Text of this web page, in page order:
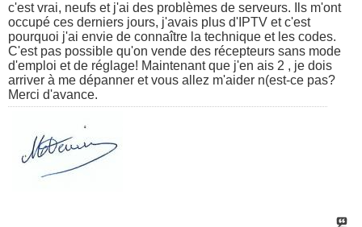
c'est vrai, neufs et j'ai des problèmes de serveurs. Ils m'ont
occupé ces derniers jours, j'avais plus d'IPTV et c'est
pourquoi j'ai envie de connaître la technique et les codes.
C'est pas possible qu'on vende des récepteurs sans mode
d'emploi et de réglage! Maintenant que j'en ais 2 , je dois
arriver à me dépanner et vous allez m'aider n(est-ce pas?
Merci d'avance.